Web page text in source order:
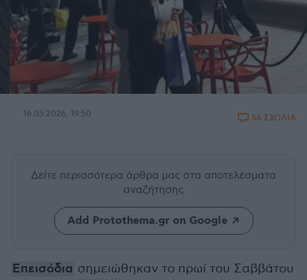
16.05.2026, 19:50 56 ΣΧΟΛΙΑ
Δείτε περισσότερα άρθρα μας στα αποτελέσματα
αναζήτησης
Add Protothema.gr on Google
Επεισόδια σημειώθηκαν το πρωί του Σαββάτου